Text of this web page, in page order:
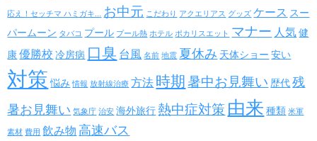
応え！セッチマ ハミガキ... お中元 こだわり アクエリアス グッズ ケース スー
パームーン タバコ プール プール熱 ホテル ポカリスエット マナー 人気 健
康 優勝校 冷房病 口臭 台風 名前 地震 夏休み 天体ショー 安い
対策 悩み 情報 放射線治療 方法 時期 暑中お見舞い 歴代 残
暑お見舞い 気象庁 治安 海外旅行 熱中症対策 由来 種類 米軍
素材 費用 飲み物 高速バス